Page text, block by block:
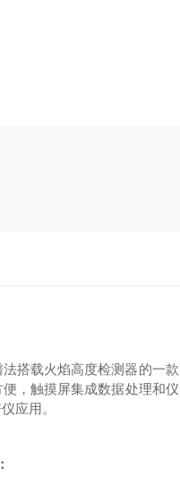
搭载火焰高度检测器的一
，触摸屏集成数据处理和
应用。